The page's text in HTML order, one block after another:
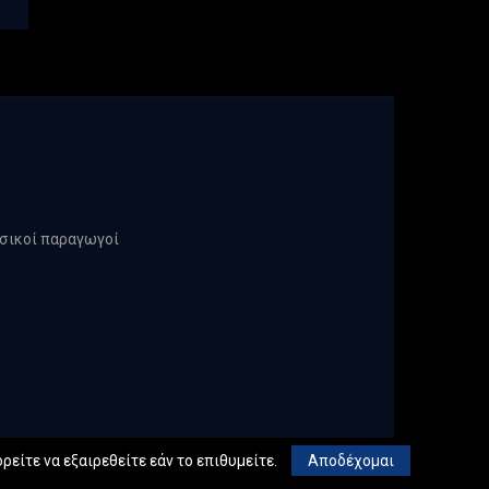
παραγωγοί
να εξαιρεθείτε εάν το επιθυμείτε. Αποδέχομαι